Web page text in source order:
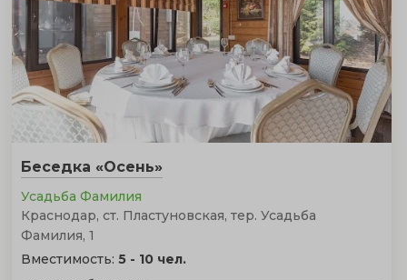
Беседка «Осень»
Усадьба Фамилия
Краснодар, ст. Пластуновская, тер. Усадьба
Фамилия, 1
Вместимость: 5 - 10 чел.